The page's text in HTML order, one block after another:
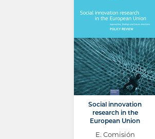
Social innovation
research in the
European Union
E. Comisión